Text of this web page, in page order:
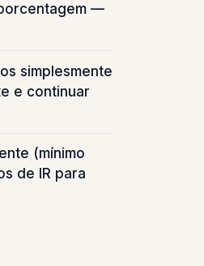
—
simplesmente
e continuar
(mínimo
de IR para